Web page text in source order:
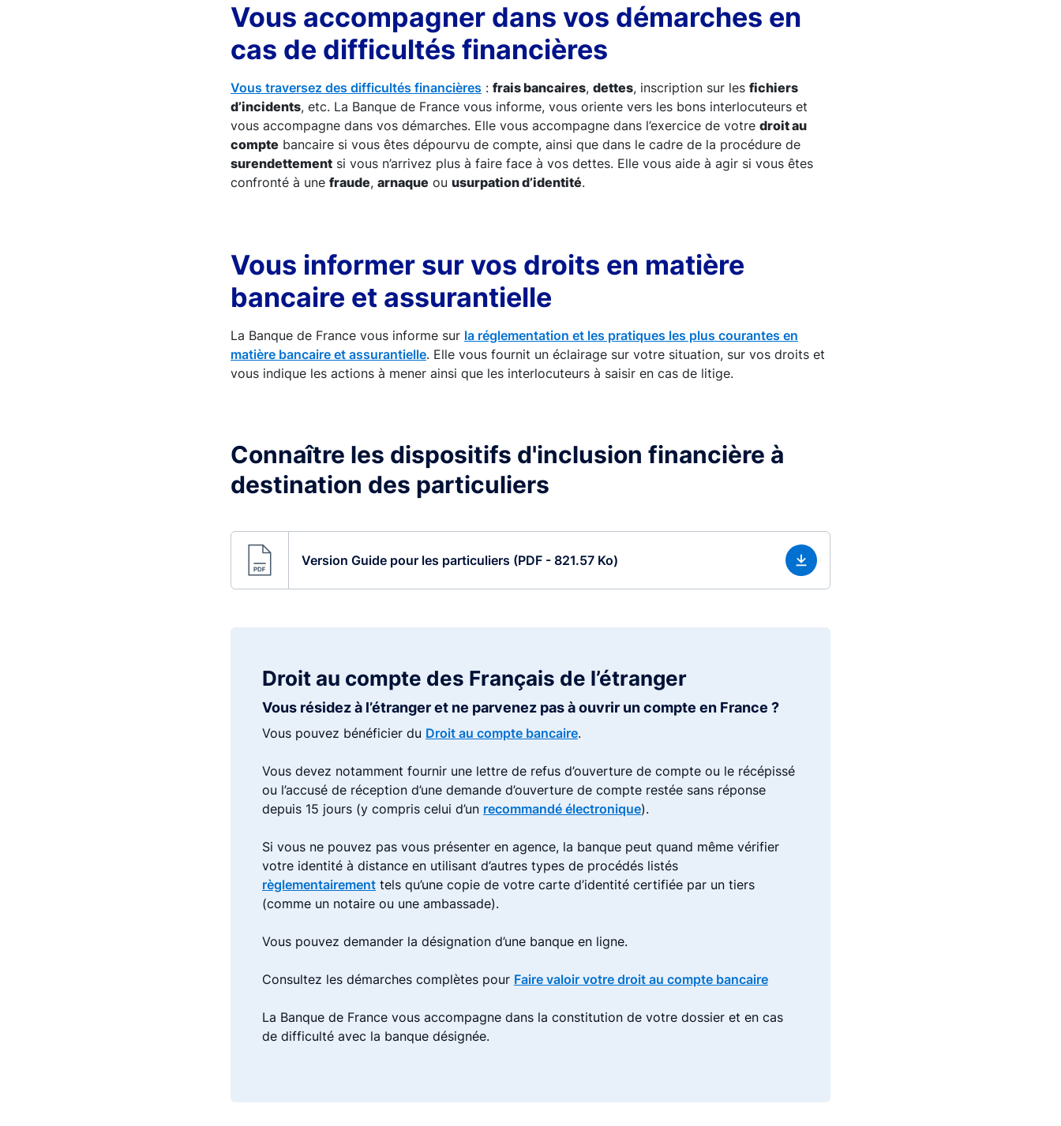
Vous accompagner dans vos démarches en
cas de difficultés financières
Vous traversez des difficultés financières : frais bancaires, dettes, inscription sur les fichiers
d’incidents, etc. La Banque de France vous informe, vous oriente vers les bons interlocuteurs et
vous accompagne dans vos démarches. Elle vous accompagne dans l’exercice de votre droit au
compte bancaire si vous êtes dépourvu de compte, ainsi que dans le cadre de la procédure de
surendettement si vous n’arrivez plus à faire face à vos dettes. Elle vous aide à agir si vous êtes
confronté à une fraude, arnaque ou usurpation d’identité.
Vous informer sur vos droits en matière
bancaire et assurantielle
La Banque de France vous informe sur la réglementation et les pratiques les plus courantes en
matière bancaire et assurantielle. Elle vous fournit un éclairage sur votre situation, sur vos droits et
vous indique les actions à mener ainsi que les interlocuteurs à saisir en cas de litige.
Connaître les dispositifs d'inclusion financière à
destination des particuliers
Version Guide pour les particuliers (PDF - 821.57 Ko)
Droit au compte des Français de l’étranger
Vous résidez à l’étranger et ne parvenez pas à ouvrir un compte en France ?
Vous pouvez bénéficier du Droit au compte bancaire.
Vous devez notamment fournir une lettre de refus d’ouverture de compte ou le récépissé
ou l’accusé de réception d’une demande d’ouverture de compte restée sans réponse
depuis 15 jours (y compris celui d’un recommandé électronique).
Si vous ne pouvez pas vous présenter en agence, la banque peut quand même vérifier
votre identité à distance en utilisant d’autres types de procédés listés
règlementairement tels qu’une copie de votre carte d’identité certifiée par un tiers
(comme un notaire ou une ambassade).
Vous pouvez demander la désignation d’une banque en ligne.
Consultez les démarches complètes pour Faire valoir votre droit au compte bancaire
La Banque de France vous accompagne dans la constitution de votre dossier et en cas
de difficulté avec la banque désignée.